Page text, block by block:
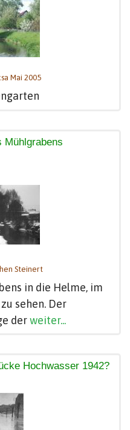
Mai 2005
Mühlgrabens
Steinert
in die Helme, im
sehen. Der
derweiter...
Hochwasser 1942?